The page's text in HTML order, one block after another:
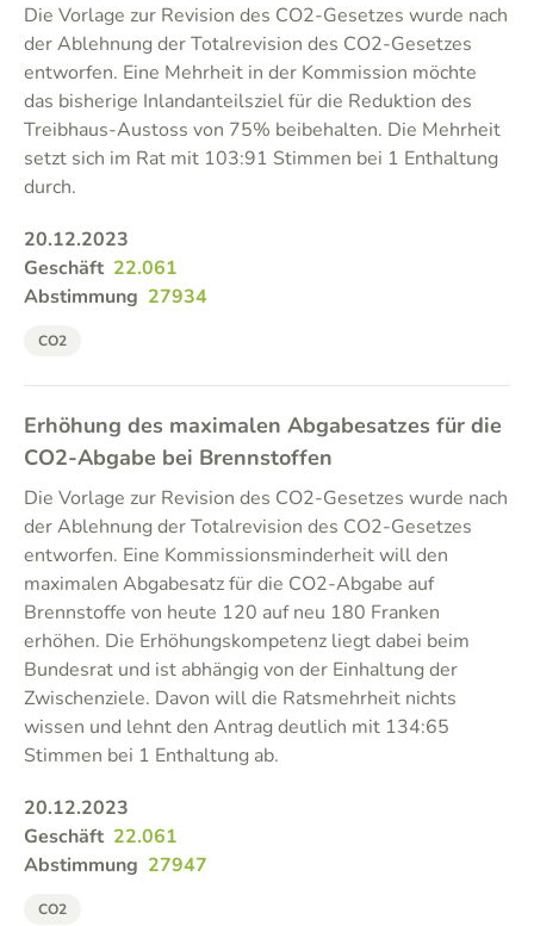
Die Vorlage zur Revision des CO2-Gesetzes wurde nach
der Ablehnung der Totalrevision des CO2-Gesetzes
entworfen. Eine Mehrheit in der Kommission möchte
das bisherige Inlandanteilsziel für die Reduktion des
Treibhaus-Austoss von 75% beibehalten. Die Mehrheit
setzt sich im Rat mit 103:91 Stimmen bei 1 Enthaltung
durch.
20.12.2023
Geschäft 22.061
Abstimmung 27934
CO2
Erhöhung des maximalen Abgabesatzes für die
CO2-Abgabe bei Brennstoffen
Die Vorlage zur Revision des CO2-Gesetzes wurde nach
der Ablehnung der Totalrevision des CO2-Gesetzes
entworfen. Eine Kommissionsminderheit will den
maximalen Abgabesatz für die CO2-Abgabe auf
Brennstoffe von heute 120 auf neu 180 Franken
erhöhen. Die Erhöhungskompetenz liegt dabei beim
Bundesrat und ist abhängig von der Einhaltung der
Zwischenziele. Davon will die Ratsmehrheit nichts
wissen und lehnt den Antrag deutlich mit 134:65
Stimmen bei 1 Enthaltung ab.
20.12.2023
Geschäft 22.061
Abstimmung 27947
CO2